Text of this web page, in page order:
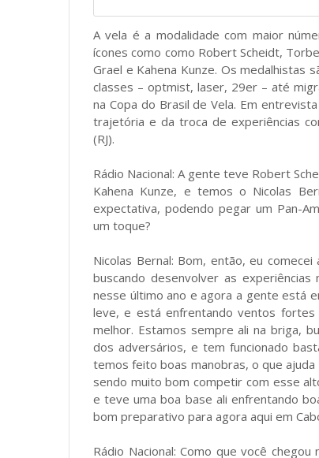
A vela é a modalidade com maior
ícones como como Robert Scheidt,
Grael e Kahena Kunze. Os medalhistas
classes – optmist, laser, 29er – até
na Copa do Brasil de Vela. Em
trajetória e da troca de experiências
(RJ).
Rádio Nacional: A gente teve Robert
Kahena Kunze, e temos o Nicolas
expectativa, podendo pegar um Pan-
um toque?
Nicolas Bernal: Bom, então, eu
buscando desenvolver as
nesse último ano e agora a gente está
leve, e está enfrentando ventos
melhor. Estamos sempre ali na briga,
dos adversários, e tem funcionado
temos feito boas manobras, o que
sendo muito bom competir com esse
e teve uma boa base ali enfrentando
bom preparativo para agora aqui em
Rádio Nacional: Como que você